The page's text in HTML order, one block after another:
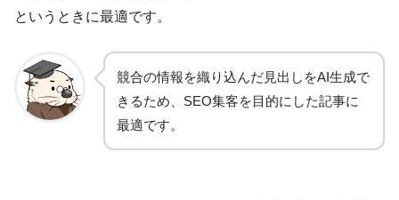
というときに最適です。
競合の情報を織り込んだ見出しをAI生成で
きるため、SEO集客を目的にした記事に
最適です。